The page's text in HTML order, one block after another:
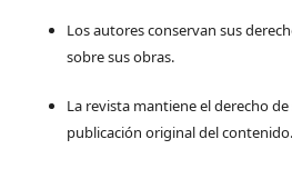
Los autores conservan sus
sobre sus obras.
La revista mantiene el derecho
publicación original del contenido.